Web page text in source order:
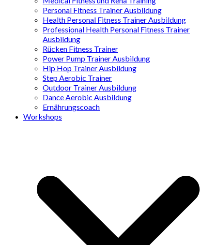
Personal Fitness Trainer Ausbildung
Health Personal Fitness Trainer Ausbildung
Professional Health Personal Fitness Trainer
Ausbildung
Rücken Fitness Trainer
Power Pump Trainer Ausbildung
Hip Hop Trainer Ausbildung
Step Aerobic Trainer
Outdoor Trainer Ausbildung
Dance Aerobic Ausbildung
Ernährungscoach
Workshops